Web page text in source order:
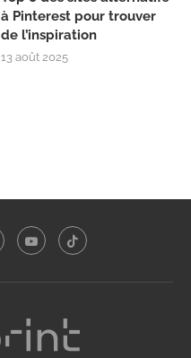
à Pinterest pour trouver
de l’inspiration
13 août 2025